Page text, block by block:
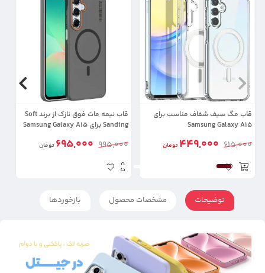
قاب مگ سیف شفاف مناسب برای
Samsung Galaxy A15
615,000
449,000 تومان
قاب نیمه مات فوق نازک از برند Soft
Sanding برای Samsung Galaxy A15
995,000
695,000 تومان
توضیحات مشخصات محصول بازخوردها